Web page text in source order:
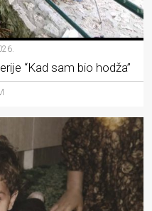
“Kad sam bio hodža”